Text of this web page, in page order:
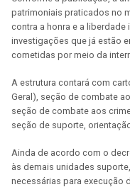
patrimoniais praticados no
contra a honra e a liberdade
investigações que já estão
cometidas por meio da
A estrutura contará com
Geral), seção de combate
seção de combate aos
seção de suporte,
Ainda de acordo com o
às demais unidades
necessárias para execução